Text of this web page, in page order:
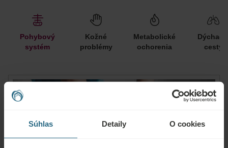
Súhlas Detaily O cookies
Pohybový
systém
Kožné
problémy
Metabolické
ochorenia
cesty